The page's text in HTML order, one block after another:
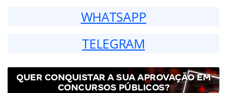
WHATSAPP
TELEGRAM
QUER CONQUISTAR A SUA APROVAÇÃO EM
CONCURSOS PÚBLICOS?